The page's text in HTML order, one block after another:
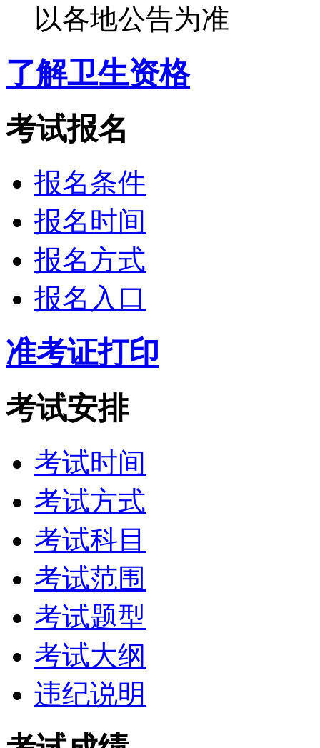
以各地公告为准
了解卫生资格
考试报名
报名条件
报名时间
报名方式
报名入口
准考证打印
考试安排
考试时间
考试方式
考试科目
考试范围
考试题型
考试大纲
违纪说明